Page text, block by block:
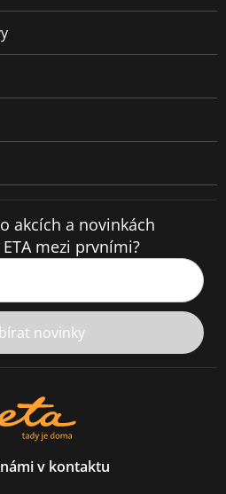
akcích a novinkách
mezi prvními?
novinky
v kontaktu